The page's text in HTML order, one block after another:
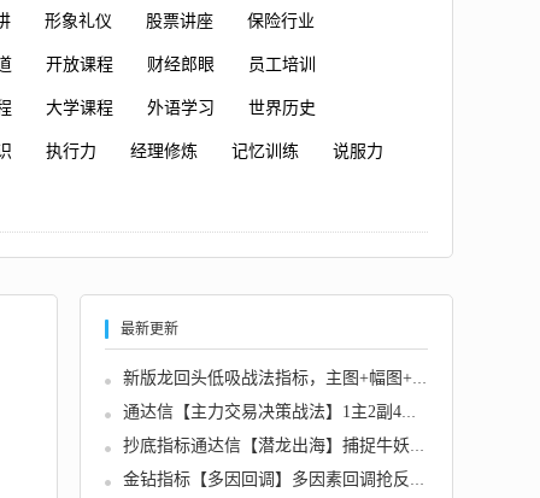
形象礼仪 股票讲座 保险行业
开放课程 财经郎眼 员工培训
大学课程 外语学习 世界历史
执行力 经理修炼 记忆训练 说服力
最新更新
新版龙回头低吸战法指标，主图+幅图+选股，无...
通达信【主力交易决策战法】1主2副4选股 资金...
抄底指标通达信【潜龙出海】捕捉牛妖起爆量能...
金钻指标【多因回调】多因素回调抢反弹｜主副...